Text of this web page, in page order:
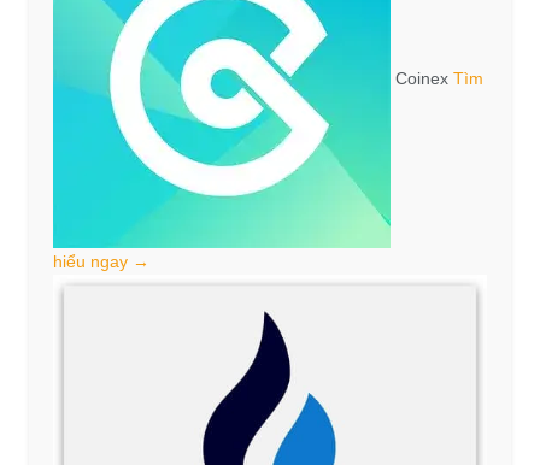
Coinex Tìm
hiểu ngay →